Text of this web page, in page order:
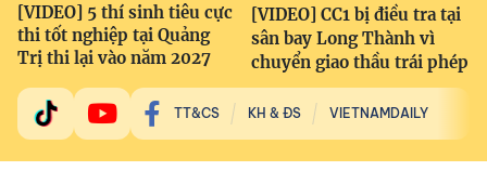
[VIDEO] 5 thí sinh tiêu cực
thi tốt nghiệp tại Quảng
Trị thi lại vào năm 2027
[VIDEO] CC1 bị điều tra tại
sân bay Long Thành vì
chuyển giao thầu trái phép
TT&CS KH & ĐS VIETNAMDAILY